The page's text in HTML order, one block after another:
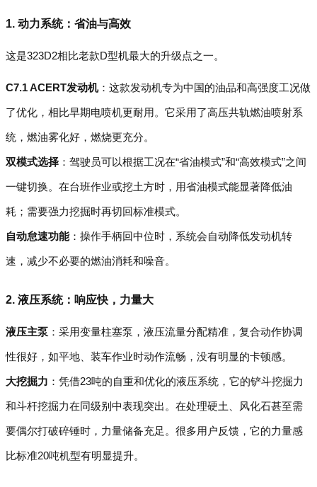
1. 动力系统：省油与高效
这是323D2相比老款D型机最大的升级点之一。
C7.1 ACERT发动机：这款发动机专为中国的油品和高强度工况做
了优化，相比早期电喷机更耐用。它采用了高压共轨燃油喷射系
统，燃油雾化好，燃烧更充分。
双模式选择 ：驾驶员可以根据工况在“省油模式”和“高效模式”之间
一键切换。在台班作业或挖土方时，用省油模式能显著降低油
耗；需要强力挖掘时再切回标准模式。
自动怠速功能：操作手柄回中位时，系统会自动降低发动机转
速，减少不必要的燃油消耗和噪音。
2. 液压系统：响应快，力量大
液压主泵 ：采用变量柱塞泵，液压流量分配精准，复合动作协调
性很好，如平地、装车作业时动作流畅，没有明显的卡顿感。
大挖掘力 ：凭借23吨的自重和优化的液压系统，它的铲斗挖掘力
和斗杆挖掘力在同级别中表现突出。在处理硬土、风化石甚至需
要偶尔打破碎锤时，力量储备充足。很多用户反馈，它的力量感
比标准20吨机型有明显提升。